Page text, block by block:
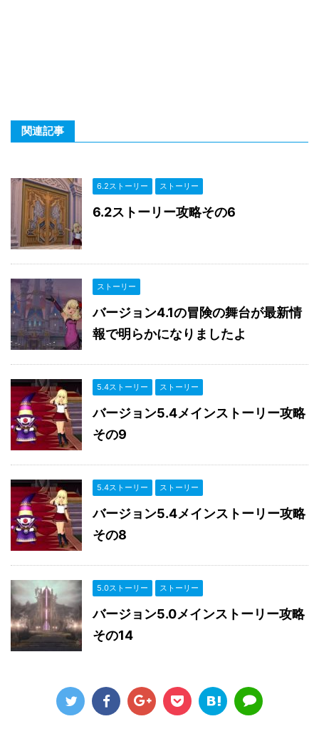
関連記事
6.2ストーリー ストーリー
6.2ストーリー攻略その6
ストーリー
バージョン4.1の冒険の舞台が最新情
報で明らかになりましたよ
5.4ストーリー ストーリー
バージョン5.4メインストーリー攻略
その9
5.4ストーリー ストーリー
バージョン5.4メインストーリー攻略
その8
5.0ストーリー ストーリー
バージョン5.0メインストーリー攻略
その14